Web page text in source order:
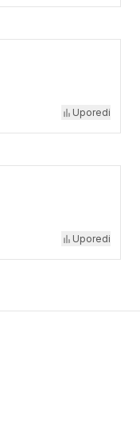
Uporedi
Uporedi